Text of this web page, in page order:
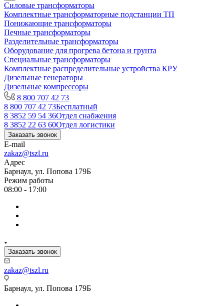
Силовые трансформаторы
Комплектные трансформаторные подстанции ТП
Понижающие трансформаторы
Печные трансформаторы
Разделительные трансформаторы
Оборудование для прогрева бетона и грунта
Специальные трансформаторы
Комплектные распределительные устройства КРУ
Дизельные генераторы
Дизельные компрессоры
8 800 707 42 73
8 800 707 42 73Бесплатный
8 3852 59 54 36Отдел снабжения
8 3852 22 63 60Отдел логистики
Заказать звонок
E-mail
zakaz@tszl.ru
Адрес
Барнаул, ул. Попова 179Б
Режим работы
08:00 - 17:00
Заказать звонок
zakaz@tszl.ru
Барнаул, ул. Попова 179Б